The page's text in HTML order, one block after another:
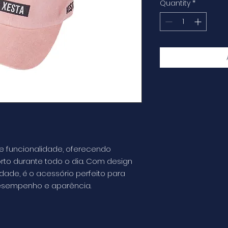
funcionalidade, oferecendo
durante todo o dia. Com design
é o acessório perfeito para
e aparência.
Quantity *